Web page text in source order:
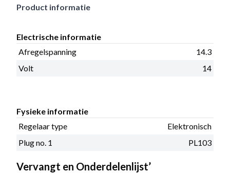
Product informatie
Electrische informatie
Afregelspanning
14.3
Volt
14
Fysieke informatie
Regelaar type
Elektronisch
Plug no. 1
PL103
Vervangt en Onderdelenlijst’